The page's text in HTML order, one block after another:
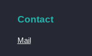
Contact
Mail